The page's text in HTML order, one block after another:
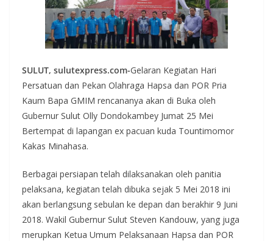
SULUT, sulutexpress.com-Gelaran Kegiatan Hari
Persatuan dan Pekan Olahraga Hapsa dan POR Pria
Kaum Bapa GMIM rencananya akan di Buka oleh
Gubernur Sulut Olly Dondokambey Jumat 25 Mei
Bertempat di lapangan ex pacuan kuda Tountimomor
Kakas Minahasa.
Berbagai persiapan telah dilaksanakan oleh panitia
pelaksana, kegiatan telah dibuka sejak 5 Mei 2018 ini
akan berlangsung sebulan ke depan dan berakhir 9 Juni
2018. Wakil Gubernur Sulut Steven Kandouw, yang juga
merupkan Ketua Umum Pelaksanaan Hapsa dan POR